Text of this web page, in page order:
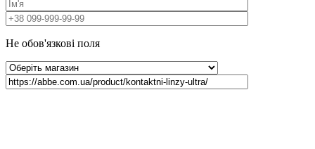
Не обов'язкові поля